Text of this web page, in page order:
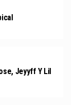
Jeyyff Y Lil